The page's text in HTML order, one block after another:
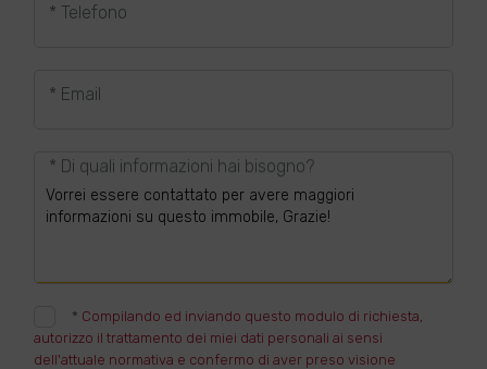
* Telefono
* Email
* Di quali informazioni hai bisogno?
* Compilando ed inviando questo modulo di richiesta,
autorizzo il trattamento dei miei dati personali ai sensi
dell'attuale normativa e confermo di aver preso visione